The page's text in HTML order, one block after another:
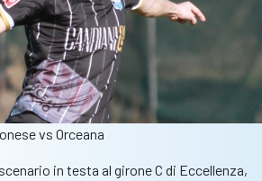
vs Orceana
in testa al girone C di Eccellenza,